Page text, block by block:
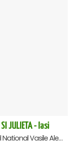
SI JULIETA - Iasi
Teatrul National Vasile Alecsandri , Iasi